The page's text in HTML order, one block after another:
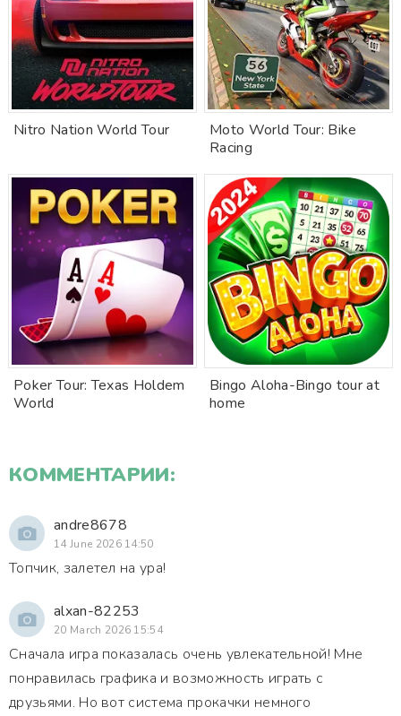
Nitro Nation World Tour
Moto World Tour: Bike
Racing
Poker Tour: Texas Holdem
World
Bingo Aloha-Bingo tour at
home
КОММЕНТАРИИ:
andre8678
14 June 2026 14:50
Топчик, залетел на ура!
alxan-82253
20 March 2026 15:54
Сначала игра показалась очень увлекательной! Мне
понравилась графика и возможность играть с
друзьями. Но вот система прокачки немного